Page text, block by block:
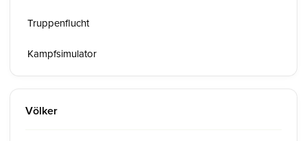
Truppenflucht
Kampfsimulator
Völker